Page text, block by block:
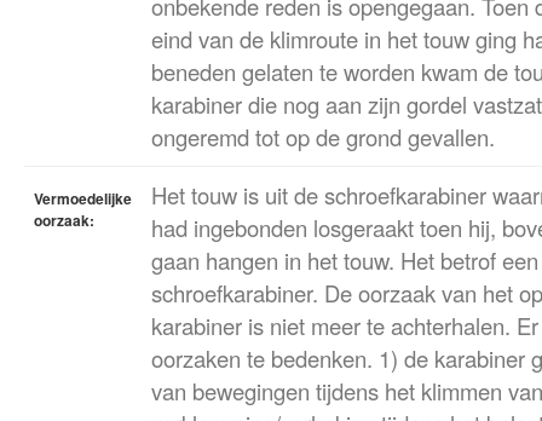
eind van de klimroute in het touw ging
beneden gelaten te worden kwam de
karabiner die nog aan zijn gordel
ongeremd tot op de grond gevallen.
Vermoedelijke
oorzaak:
Het touw is uit de schroefkarabiner
had ingebonden losgeraakt toen hij,
gaan hangen in het touw. Het betrof
schroefkarabiner. De oorzaak van het
karabiner is niet meer te achterhalen.
oorzaken te bedenken. 1) de karabiner
van bewegingen tijdens het klimmen